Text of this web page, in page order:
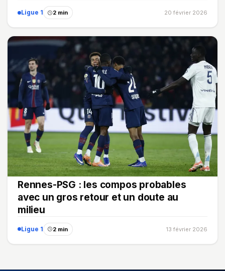
Ligue 1 2 min 20 février 2026
Rennes-PSG : les compos probables
avec un gros retour et un doute au
milieu
Ligue 1 2 min 13 février 2026